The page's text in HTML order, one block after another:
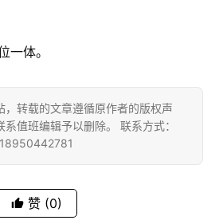
一体。
，转载的文章遵循原作者的版权声
值班编辑予以删除。 联系方式：
赞 (0)